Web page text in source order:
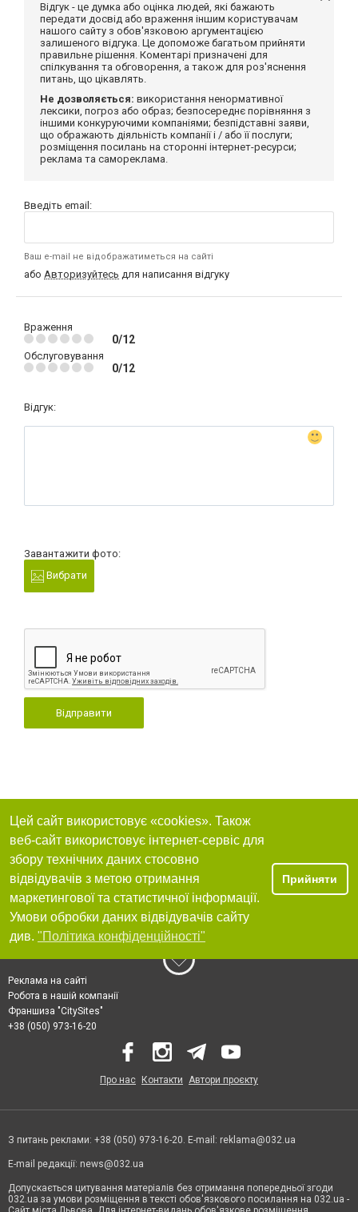
Відгук - це думка або оцінка людей, які бажають
передати досвід або враження іншим користувачам
нашого сайту з обов'язковою аргументацією
залишеного відгука. Це допоможе багатьом прийняти
правильне рішення. Коментарі призначені для
спілкування та обговорення, а також для роз'яснення
питань, що цікавлять.
Не дозволяється: використання ненормативної
лексики, погроз або образ; безпосереднє порівняння з
іншими конкуруючими компаніями; безпідставні заяви,
що ображають діяльність компанії і / або її послуги;
розміщення посилань на сторонні інтернет-ресурси;
реклама та самореклама.
Введіть email:
Ваш e-mail не відображатиметься на сайті
або Авторизуйтесь для написання відгуку
Враження
0/12
Обслуговування
0/12
Відгук:
Завантажити фото:
Вибрати
Відправити
Цей сайт використовує «cookies». Також
веб-сайт використовує інтернет-сервіс для
збору технічних даних стосовно
відвідувачів з метою отримання
маркетингової та статистичної інформації.
Умови обробки даних відвідувачів сайту
див. "Політика конфіденційності"
Прийняти
Реклама на сайті
Робота в нашій компанії
Франшиза "CitySites"
+38 (050) 973-16-20
Про нас Контакти Автори проєкту
З питань реклами: +38 (050) 973-16-20. E-mail: reklama@032.ua
E-mail редакції: news@032.ua
Допускається цитування матеріалів без отримання попередньої згоди
032.ua за умови розміщення в тексті обов'язкового посилання на 032.ua -